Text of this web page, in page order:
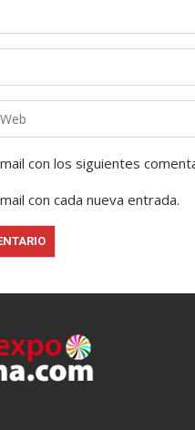
con los siguientes
con cada nueva entrada.